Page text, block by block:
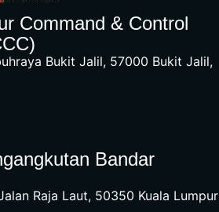
Command & Control
Bukit Jalil, 57000 Bukit Jalil,
Bandar
Raja Laut, 50350 Kuala Lumpur